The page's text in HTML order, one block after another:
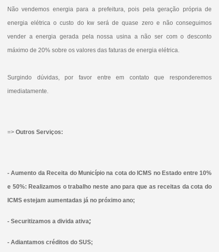
Não vendemos energia para a prefeitura, pois pela geração própria de
energia elétrica o custo do kw será de quase zero e não conseguimos
vender a energia gerada pela nossa usina a não ser com o desconto
máximo de 20% sobre os valores das faturas de energia elétrica.
Surgindo dúvidas, por favor entre em contato que responderemos
imediatamente.
=> Outros Serviços:
- Aumento da Receita do Município na cota do ICMS no Estado entre 10%
e 50%: Realizamos o trabalho neste ano para que as receitas da cota do
ICMS estejam aumentadas já no próximo ano;
- Securitizamos a divida ativa;
- Adiantamos créditos do SUS;